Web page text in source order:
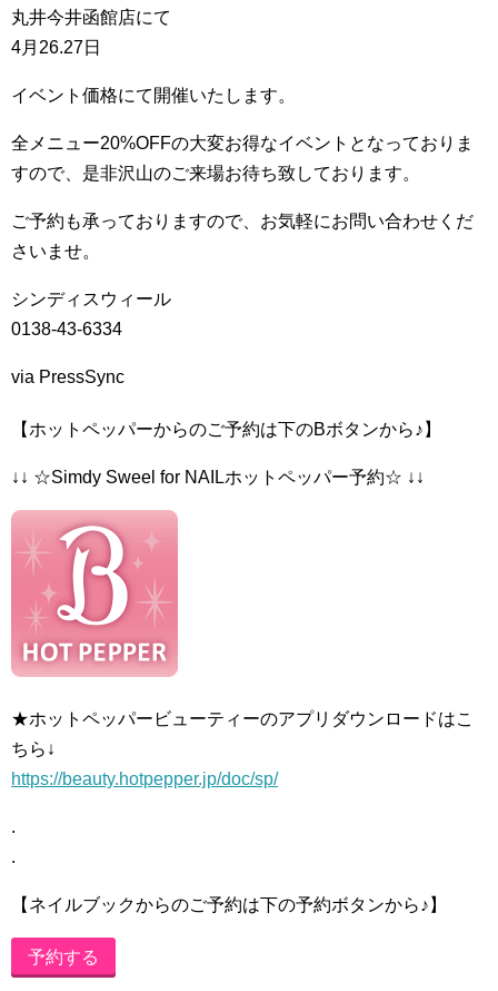
丸井今井函館店にて
4月26.27日
イベント価格にて開催いたします。
全メニュー20%OFFの大変お得なイベントとなっておりま
すので、是非沢山のご来場お待ち致しております。
ご予約も承っておりますので、お気軽にお問い合わせくだ
さいませ。
シンディスウィール
0138-43-6334
via PressSync
【ホットペッパーからのご予約は下のBボタンから♪】
↓↓ ☆Simdy Sweel for NAILホットペッパー予約☆ ↓↓
★ホットペッパービューティーのアプリダウンロードはこ
ちら↓
https://beauty.hotpepper.jp/doc/sp/
.
.
【ネイルブックからのご予約は下の予約ボタンから♪】
予約する